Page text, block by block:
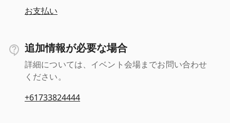
お支払い
追加情報が必要な場合
詳細については、イベント会場までお問い合わせ
ください。
+61733824444